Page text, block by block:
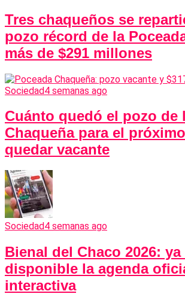
Tres chaqueños se
pozo récord de la
más de $291 millones
Sociedad4 semanas ago
Cuánto quedó el pozo de
Chaqueña para el
quedar vacante
Sociedad4 semanas ago
Bienal del Chaco 2026: ya
disponible la agenda
interactiva